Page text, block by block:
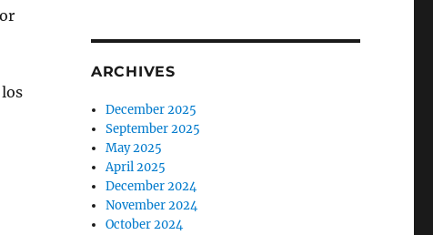
ARCHIVES
December 2025
September 2025
May 2025
April 2025
December 2024
November 2024
October 2024